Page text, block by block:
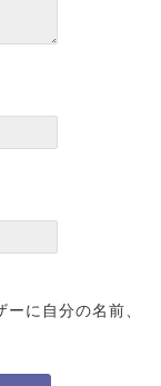
に自分の名前、